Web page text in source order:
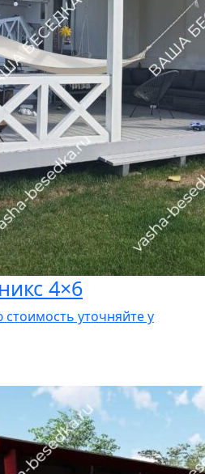
4×6
уточняйте у